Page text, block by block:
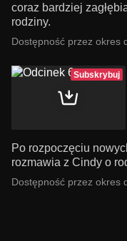
coraz bardziej
rodziny.
Dostępność przez okres
Subskrybuj
Po rozpoczęciu
rozmawia z Cindy o
Dostępność przez okres